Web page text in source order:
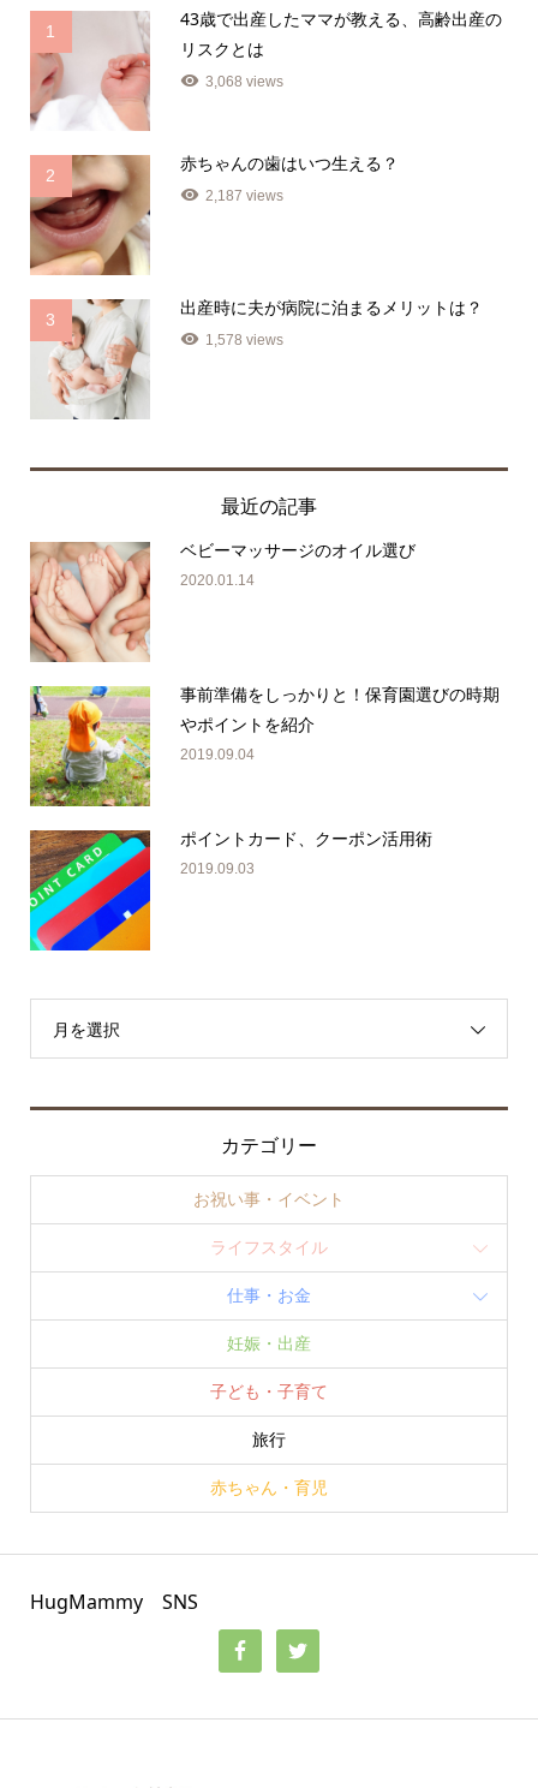
1
43歳で出産したママが教える、高齢出産の
リスクとは
3,068 views
2
赤ちゃんの歯はいつ生える？
2,187 views
3
出産時に夫が病院に泊まるメリットは？
1,578 views
最近の記事
ベビーマッサージのオイル選び
2020.01.14
事前準備をしっかりと！保育園選びの時期
やポイントを紹介
2019.09.04
ポイントカード、クーポン活用術
2019.09.03
月を選択
カテゴリー
お祝い事・イベント
ライフスタイル
仕事・お金
妊娠・出産
子ども・子育て
旅行
赤ちゃん・育児
HugMammy SNS